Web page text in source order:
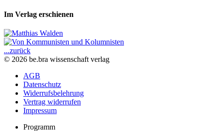
Im Verlag erschienen
...zurück
© 2026 be.bra wissenschaft verlag
AGB
Datenschutz
Widerrufsbelehrung
Vertrag widerrufen
Impressum
Programm